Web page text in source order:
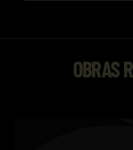
OBRAS